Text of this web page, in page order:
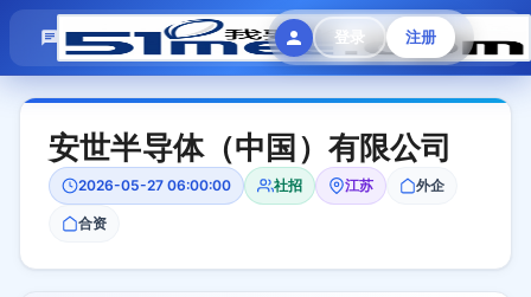
登录 注册
模拟面试 题目大全 招聘中心 会员专区
安世半导体（中国）有限公司
2026-05-27 06:00:00 社招 江苏 外企
合资